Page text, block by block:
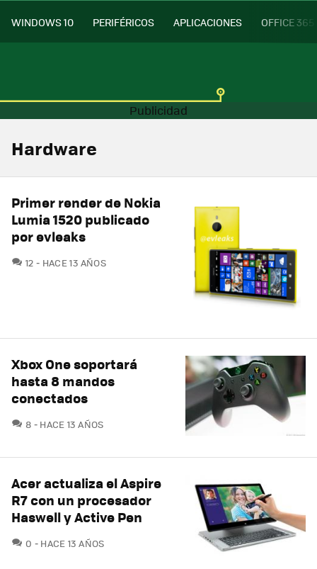
WINDOWS 10 PERIFÉRICOS APLICACIONES OFFICE 365
Hardware
Primer render de Nokia
Lumia 1520 publicado
por evleaks
12 COMENTARIOS
HACE 13 AÑOS
Xbox One soportará
hasta 8 mandos
conectados
8 COMENTARIOS
HACE 13 AÑOS
Acer actualiza el Aspire
R7 con un procesador
Haswell y Active Pen
0 COMENTARIOS
HACE 13 AÑOS